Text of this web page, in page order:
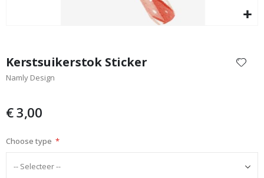
het
begin
afbeeldingen-
Kerstsuikerstok Sticker
Namly Design
€ 3,00
Choose type